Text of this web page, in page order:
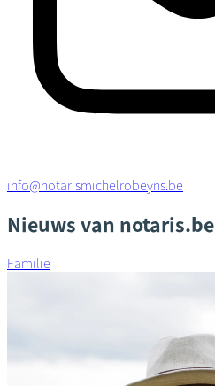
info@notarismichelrobeyns.be
Nieuws van notaris.be
Familie